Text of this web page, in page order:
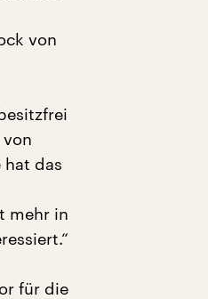
von
hat das
mehr in
für die